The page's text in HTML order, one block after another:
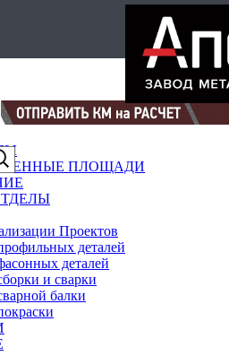
ПЛОЩАДИ
Проектов
деталей
деталей
и сварки
балки